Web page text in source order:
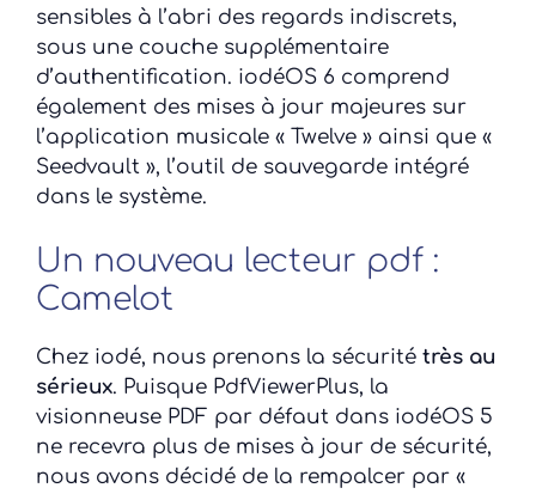
sensibles à l’abri des regards indiscrets,
sous une couche supplémentaire
d’authentification. iodéOS 6 comprend
également des mises à jour majeures sur
l’application musicale « Twelve » ainsi que «
Seedvault », l’outil de sauvegarde intégré
dans le système.
Un nouveau lecteur pdf :
Camelot
Chez iodé, nous prenons la sécurité très au
sérieux. Puisque PdfViewerPlus, la
visionneuse PDF par défaut dans iodéOS 5
ne recevra plus de mises à jour de sécurité,
nous avons décidé de la rempalcer par «